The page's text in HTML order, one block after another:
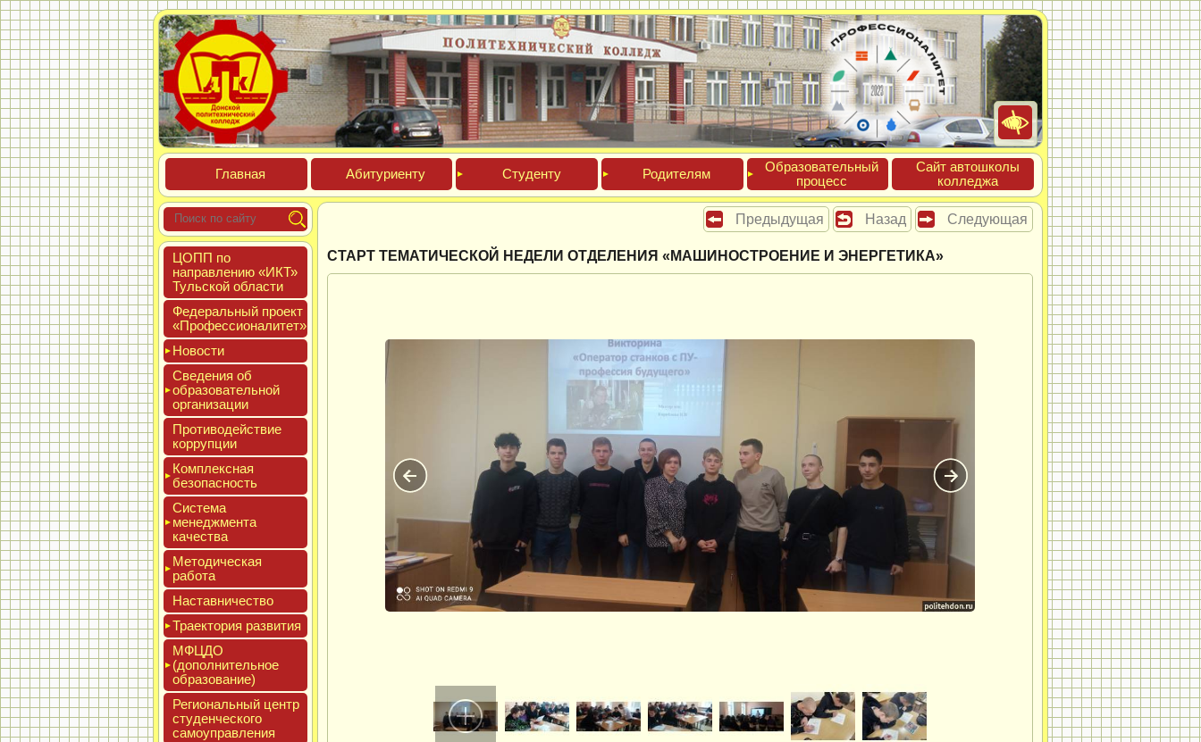
Глав­ная Аби­тури­ен­ту Сту­ден­ту Роди­телям
Обра­зова­тель­ный
про­цесс
Сайт ав­тошко­лы
кол­леджа
ЦОПП по
нап­равле­нию «ИКТ»
Туль­ской об­ласти
Феде­раль­ный про­ект
«Про­фес­си­она­литет»
Новос­ти
Све­дения об
об­ра­зова­тель­ной
ор­га­низа­ции
Про­тиво­дей­ствие
кор­рупции
Ком­плексная
бе­зопас­ность
Сис­те­ма
ме­нед­жмен­та
ка­чес­тва
Мето­дичес­кая
ра­бота
Нас­тавни­чес­тво
Тра­ек­то­рия раз­ви­тия
МФЦДО
(до­пол­ни­тель­ное
об­ра­зова­ние)
Реги­ональ­ный центр
сту­ден­ческо­го
са­мо­уп­равле­ния
Предыдущая Назад Следующая
СТАРТ ТЕМАТИЧЕСКОЙ НЕДЕЛИ ОТДЕЛЕНИЯ «МАШИНОСТРОЕНИЕ И ЭНЕРГЕТИКА»